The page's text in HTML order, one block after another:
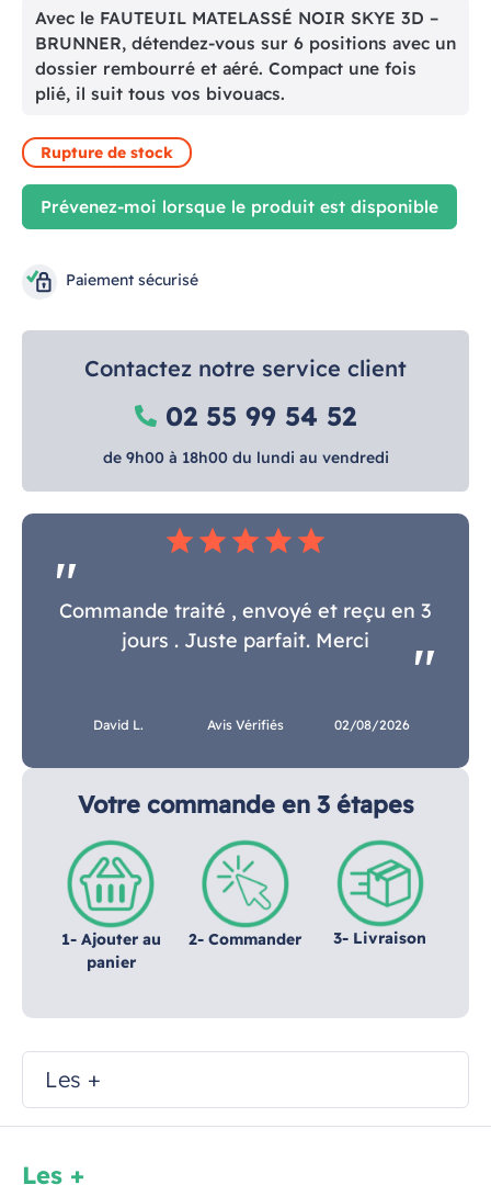
Avec le FAUTEUIL MATELASSÉ NOIR SKYE 3D –
BRUNNER, détendez-vous sur 6 positions avec un
dossier rembourré et aéré. Compact une fois
plié, il suit tous vos bivouacs.
Rupture de stock
Prévenez-moi lorsque le produit est disponible
Paiement sécurisé
Contactez notre service client
02 55 99 54 52
de 9h00 à 18h00 du lundi au vendredi
Votre commande en 3 étapes
1- Ajouter au
panier
2- Commander 3- Livraison
star star star star star
Commande traité , envoyé et reçu en 3
jours . Juste parfait. Merci
David L. Avis Vérifiés 02/08/2026
Les +
Les +